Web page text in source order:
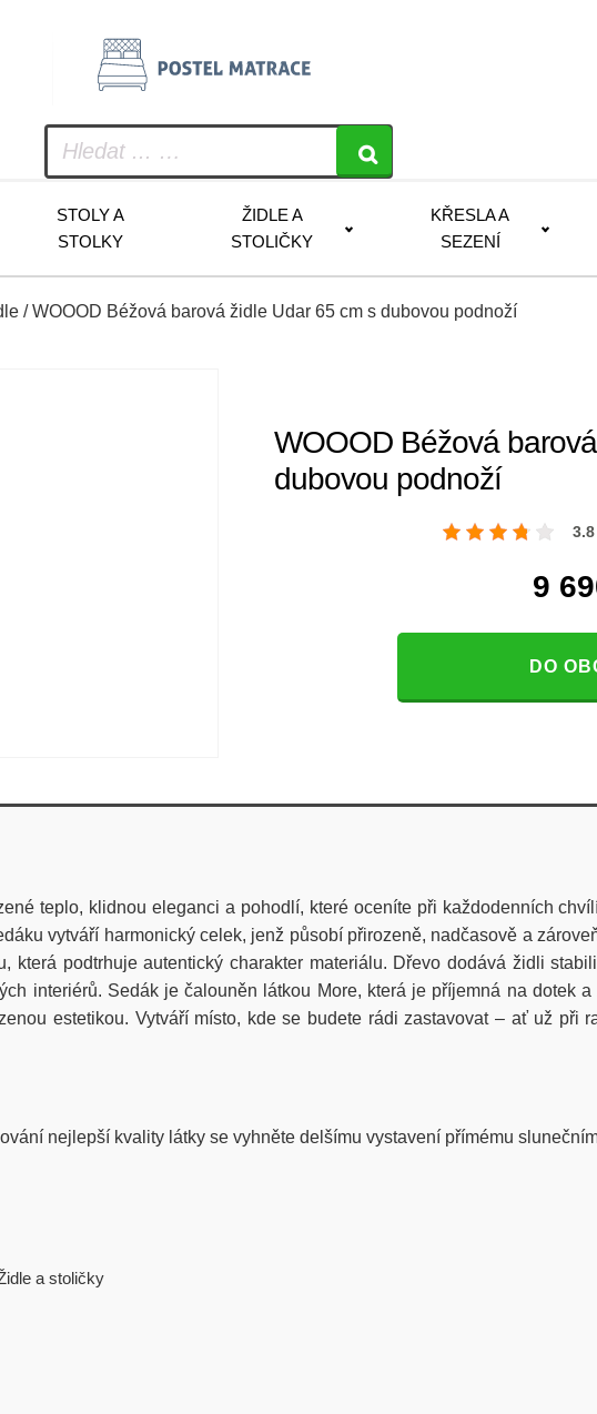
STOLY A
STOLKY
ŽIDLE A
STOLIČKY
KŘESLA A
SEZENÍ
/ WOOOD Béžová barová židle Udar 65 cm s dubovou podnoží
WOOOD Béžová
dubovou podnoží
3.8
9
DO
teplo, klidnou eleganci a pohodlí, které oceníte při každodenních
vytváří harmonický celek, jenž působí přirozeně, nadčasově a
která podtrhuje autentický charakter materiálu. Dřevo dodává židli
interiérů. Sedák je čalouněn látkou More, která je příjemná na dotek
estetikou. Vytváří místo, kde se budete rádi zastavovat – ať už při
nejlepší kvality látky se vyhněte delšímu vystavení přímému
a stoličky